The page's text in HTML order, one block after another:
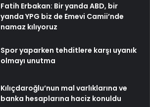
Fatih Erbakan: Bir yanda ABD, bir
yanda YPG biz de Emevi Camii’nde
namaz kılıyoruz
Spor yaparken tehditlere karşı uyanık
olmayı unutma
Kılıçdaroğlu’nun mal varlıklarına ve
banka hesaplarına haciz konuldu